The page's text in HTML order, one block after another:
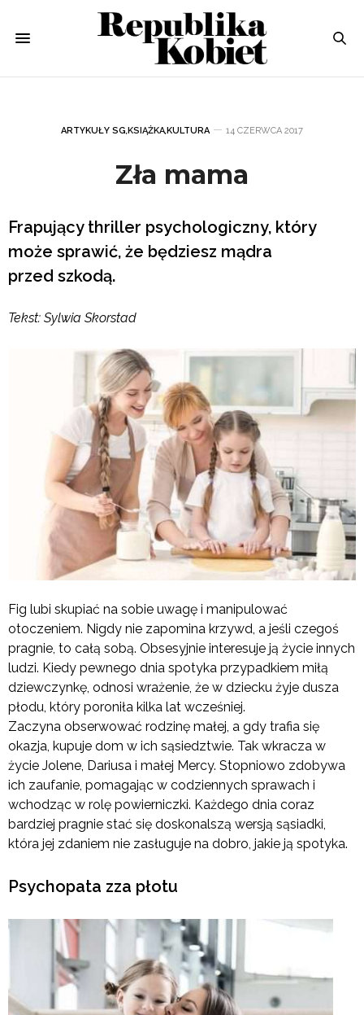
ARTYKUŁY SG,KSIĄŻKA,KULTURA 14 CZERWCA 2017
Zła mama
Frapujący thriller psychologiczny, który
może sprawić, że będziesz mądra
przed szkodą.
Tekst: Sylwia Skorstad
Fig lubi skupiać na sobie uwagę i manipulować
otoczeniem. Nigdy nie zapomina krzywd, a jeśli czegoś
pragnie, to całą sobą. Obsesyjnie interesuje ją życie innych
ludzi. Kiedy pewnego dnia spotyka przypadkiem miłą
dziewczynkę, odnosi wrażenie, że w dziecku żyje dusza
płodu, który poroniła kilka lat wcześniej.
Zaczyna obserwować rodzinę małej, a gdy trafia się
okazja, kupuje dom w ich sąsiedztwie. Tak wkracza w
życie Jolene, Dariusa i małej Mercy. Stopniowo zdobywa
ich zaufanie, pomagając w codziennych sprawach i
wchodząc w rolę powierniczki. Każdego dnia coraz
bardziej pragnie stać się doskonalszą wersją sąsiadki,
która jej zdaniem nie zasługuje na dobro, jakie ją spotyka.
Psychopata zza płotu